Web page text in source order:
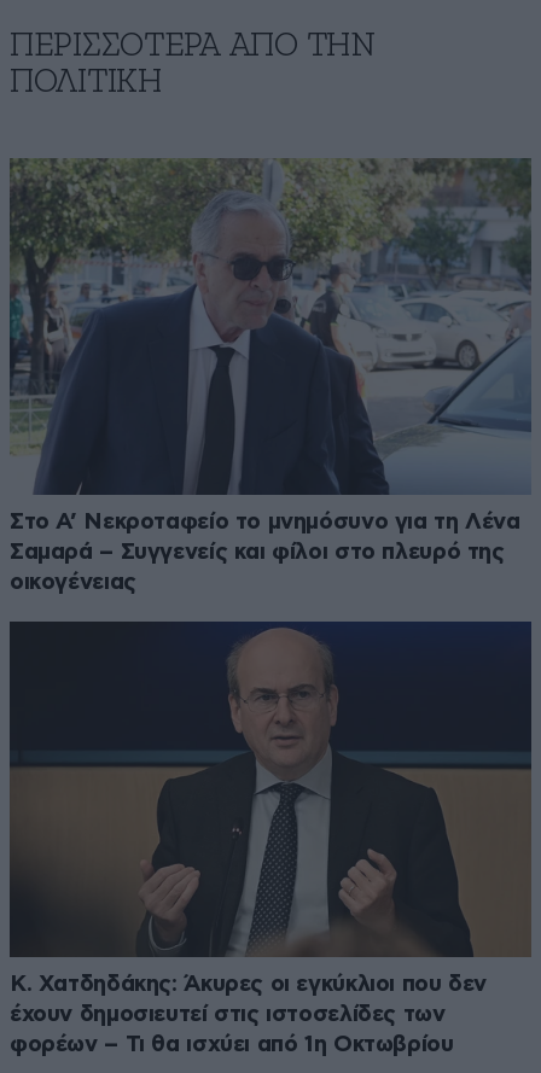
ΠΕΡΙΣΣΟΤΕΡΑ ΑΠΟ ΤΗΝ
ΠΟΛΙΤΙΚΗ
Στο Α’ Νεκροταφείο το μνημόσυνο για τη Λένα
Σαμαρά – Συγγενείς και φίλοι στο πλευρό της
οικογένειας
Κ. Χατδηδάκης: Άκυρες οι εγκύκλιοι που δεν
έχουν δημοσιευτεί στις ιστοσελίδες των
φορέων – Τι θα ισχύει από 1η Οκτωβρίου